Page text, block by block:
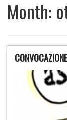
Month: